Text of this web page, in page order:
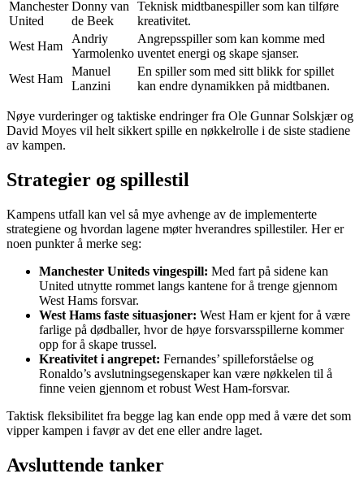
Manchester
United
Donny van
de Beek
Teknisk midtbanespiller som kan tilføre
kreativitet.
West Ham
Andriy
Yarmolenko
Angrepsspiller som kan komme med
uventet energi og skape sjanser.
West Ham
Manuel
Lanzini
En spiller som med sitt blikk for spillet
kan endre dynamikken på midtbanen.
Nøye vurderinger og taktiske endringer fra Ole Gunnar Solskjær og
David Moyes vil helt sikkert spille en nøkkelrolle i de siste stadiene
av kampen.
Strategier og spillestil
Kampens utfall kan vel så mye avhenge av de implementerte
strategiene og hvordan lagene møter hverandres spillestiler. Her er
noen punkter å merke seg:
Manchester Uniteds vingespill: Med fart på sidene kan
United utnytte rommet langs kantene for å trenge gjennom
West Hams forsvar.
West Hams faste situasjoner: West Ham er kjent for å være
farlige på dødballer, hvor de høye forsvarsspillerne kommer
opp for å skape trussel.
Kreativitet i angrepet: Fernandes’ spilleforståelse og
Ronaldo’s avslutningsegenskaper kan være nøkkelen til å
finne veien gjennom et robust West Ham-forsvar.
Taktisk fleksibilitet fra begge lag kan ende opp med å være det som
vipper kampen i favør av det ene eller andre laget.
Avsluttende tanker